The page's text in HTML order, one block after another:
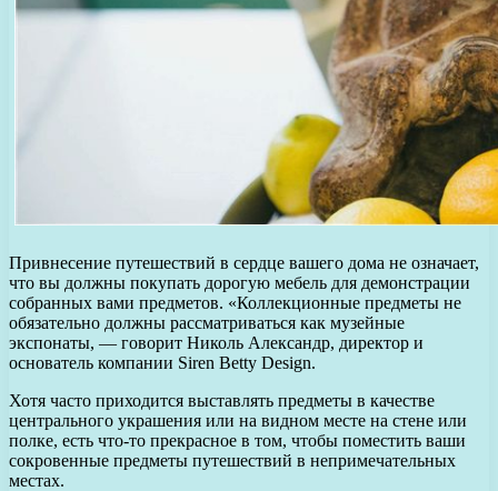
Привнесение путешествий в сердце вашего дома не означает,
что вы должны покупать дорогую мебель для демонстрации
собранных вами предметов. «Коллекционные предметы не
обязательно должны рассматриваться как музейные
экспонаты, — говорит Николь Александр, директор и
основатель компании Siren Betty Design.
Хотя часто приходится выставлять предметы в качестве
центрального украшения или на видном месте на стене или
полке, есть что-то прекрасное в том, чтобы поместить ваши
сокровенные предметы путешествий в непримечательных
местах.